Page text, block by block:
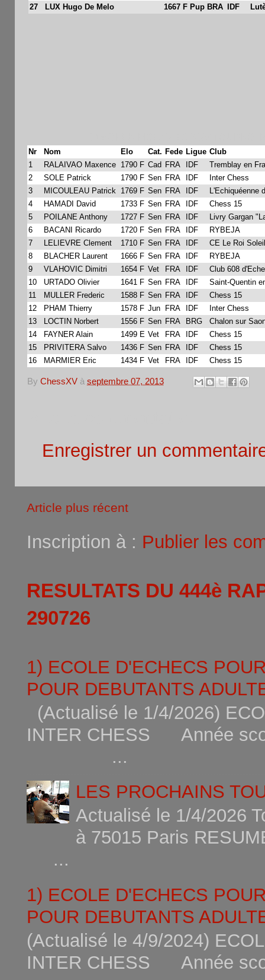
27
LUX Hugo De Melo 1667 F Pup BRA IDF
Nr Nom Elo Cat. Fede Ligue Club
1
RALAIVAO Maxence 1790 F Cad FRA IDF
Tremblay en
2
SOLE Patrick 1790 F Sen FRA IDF
Inter Chess
3
MICOULEAU Patrick 1769 F Sen FRA IDF
L'Echiquéenne
4
HAMADI David 1733 F Sen FRA IDF
Chess 15
5
POILANE Anthony 1727 F Sen FRA IDF
Livry Gargan
6
BACANI Ricardo 1720 F Sen FRA IDF
RYBEJA
7
LELIEVRE Clement 1710 F Sen FRA IDF
CE Le Roi
8
BLACHER Laurent 1666 F Sen FRA IDF
RYBEJA
9
VLAHOVIC Dimitri 1654 F Vet FRA IDF
Club 608
10
URTADO Olivier 1641 F Sen FRA IDF
Saint-Quentin
11
MULLER Frederic 1588 F Sen FRA IDF
Chess 15
12
PHAM Thierry 1578 F Jun FRA IDF
Inter Chess
13
LOCTIN Norbert 1556 F Sen FRA BRG
Chalon sur
14
FAYNER Alain 1499 E Vet FRA IDF
Chess 15
15
PRIVITERA Salvo 1436 F Sen FRA IDF
Chess 15
16
MARMIER Eric 1434 F Vet FRA IDF Chess 15
By ChessXV à septembre 07, 2013
Enregistrer un
Article plus récent
Inscription à : Publier les
RESULTATS DU 444è
290726
1) ECOLE D'ECHECS
POUR DEBUTANTS
(Actualisé le 1/4/2026)
INTER CHESS Année
...
LES PROCHAINS
Actualisé le 1/4/2026
à 75015
...
1) ECOLE D'ECHECS
POUR DEBUTANTS
(Actualisé le 4/9/2024)
INTER CHESS Année